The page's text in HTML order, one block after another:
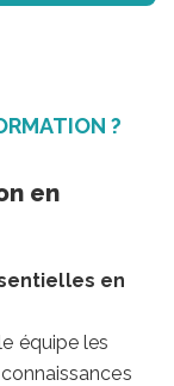
?
en
en
équipe les